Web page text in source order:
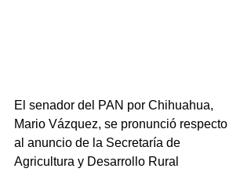
El senador del PAN por Chihuahua,
Mario Vázquez, se pronunció respecto
al anuncio de la Secretaría de
Agricultura y Desarrollo Rural